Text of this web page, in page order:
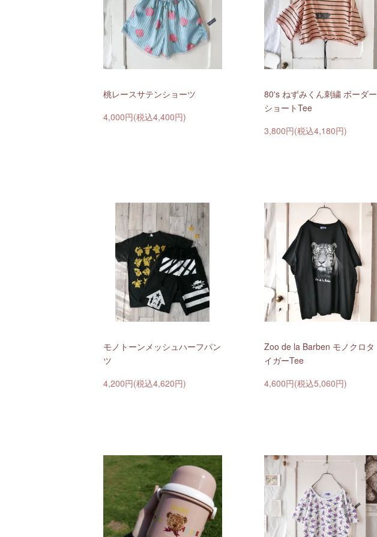
桃レースサテンショーツ
4,000円(税込4,400円)
80's ねずみくん刺繍 ボーダー
ショートTee
3,800円(税込4,180円)
モノトーンメッシュハーフパン
ツ
4,200円(税込4,620円)
Zoo de la Barben モノクロタ
イガーTee
4,600円(税込5,060円)